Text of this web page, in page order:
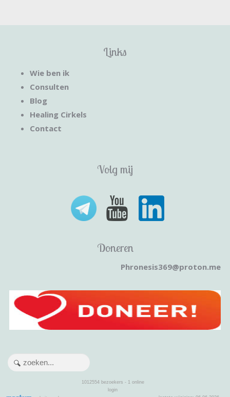
Links
Wie ben ik
Consulten
Blog
Healing Cirkels
Contact
Volg mij
Doneren
Phronesis369@proton.me
1012554bezoekers - 1 online
login